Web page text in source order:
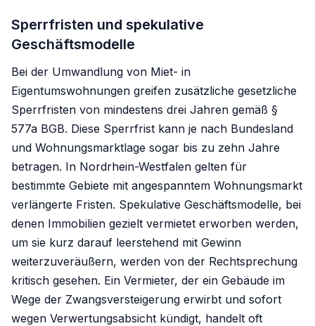
Sperrfristen und spekulative
Geschäftsmodelle
Bei der Umwandlung von Miet- in
Eigentumswohnungen greifen zusätzliche gesetzliche
Sperrfristen von mindestens drei Jahren gemäß §
577a BGB. Diese Sperrfrist kann je nach Bundesland
und Wohnungsmarktlage sogar bis zu zehn Jahre
betragen. In Nordrhein-Westfalen gelten für
bestimmte Gebiete mit angespanntem Wohnungsmarkt
verlängerte Fristen. Spekulative Geschäftsmodelle, bei
denen Immobilien gezielt vermietet erworben werden,
um sie kurz darauf leerstehend mit Gewinn
weiterzuveräußern, werden von der Rechtsprechung
kritisch gesehen. Ein Vermieter, der ein Gebäude im
Wege der Zwangsversteigerung erwirbt und sofort
wegen Verwertungsabsicht kündigt, handelt oft